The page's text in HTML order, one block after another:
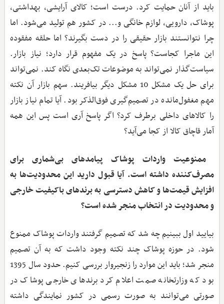
باید از آنان حمایت کرد. درست است؛ کالای آرایشی، بهداشتی،
پوشاک، دارویی، لوازم خانگی و... در کشور هم تولید می‌شود. اما
چرا نتوانستند بازار حقیقی را در دست بگیرند؟ اما حلقه مفقوده
این ماجرا کجاست؟ پاسخ در یک مفهوم قرار دارد؛ نیاز بازار.
سیاست‌گذار نمی‌تواند به موضوعات تک‌بعدی نگاه کند. نمی‌تواند
برای حل یک مشکل 10 مشکل دیگر بیافریند. سهم بازار آن نکته
مهم مغفول‌مانده در تصمیم‌گیری فوق‌الذکر بود. آیا تمام نیاز بازار
را کالاهای داخلی برطرف کرد؟ اگر پاسخ آری است پس این همه
آمار قاچاق کالا از کجا می‌آید؟
‌ ممنوعیت واردات پوشاک پیامدهای بی‌شماری برای
مصرف‌کننده داشته است. آیا قبول دارید این محدودیت‌ها به
افزایش قیمت‌ها و کاهش دسترسی به برندهای با‌کیفیت خارجی
و محدودیت در انتخاب منجر شده است؟
بیایید اول ببینیم چه شد که تصمیم گرفتند واردات پوشاک ممنوع
شود. در حوزه پوشاک چند نکته وجود داشت که به آن تصمیم
منجر شد؛ باید این موارد را زنجیروار بررسی کنیم. حدود سال 1395
بود که وزارتخانه صمت اعلام کرد برندهای خارجی پوشاک در
صورتی می‌توانند به صورت رسمی در کشور نمایندگی داشته